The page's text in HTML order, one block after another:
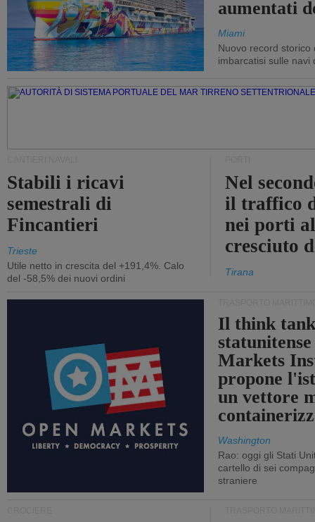
aumentati
Miami
Nuovo record storico
imbarcatisi sulle navi
Stabili i ricavi
semestrali di
Fincantieri
Trieste
Utile netto in crescita del +191,4%. Calo
del -58,5% dei nuovi ordini
Nel
il traffico
nei porti
cresciuto
Tirana
Il think
Markets
propone
un vettore
Washington
Rao: oggi gli Stati
cartello di sei
straniere